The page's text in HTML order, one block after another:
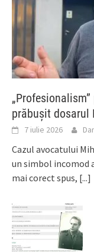
prăbușit dosarul
7 iulie 2026
Cazul avocatului
un simbol incomod
mai corect spus, [...]